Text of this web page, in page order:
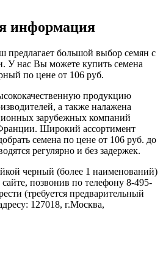
информация
предлагает большой выбор семян с
У нас Вы можете купить семена
по цене от 106 руб.
продукцию
а также налажена
зарубежных компаний
Широкий ассортимент
семена по цене от 106 руб. до
регулярно и без задержек.
черный (более 1 наименований)
позвонив по телефону 8-495-
(требуется предварительный
127018, г.Москва,